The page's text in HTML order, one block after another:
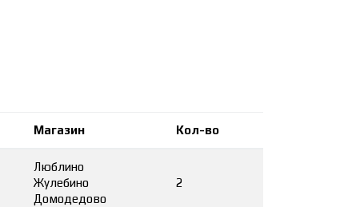
Магазин Кол-во
Люблино
Жулебино
Домодедово
2